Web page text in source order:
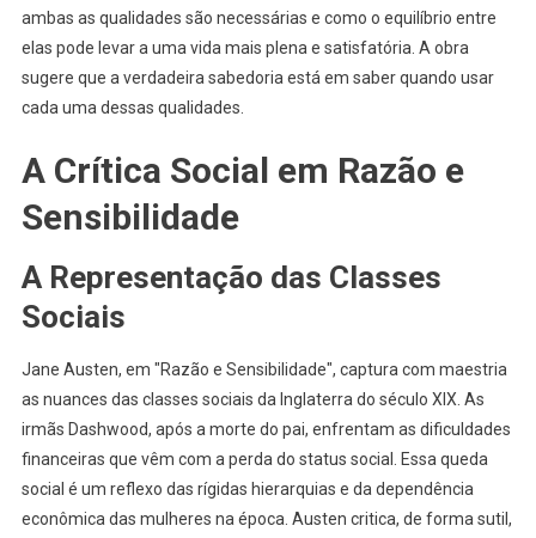
ambas as qualidades são necessárias e como o equilíbrio entre
elas pode levar a uma vida mais plena e satisfatória. A obra
sugere que a verdadeira sabedoria está em saber quando usar
cada uma dessas qualidades.
A Crítica Social em Razão e
Sensibilidade
A Representação das Classes
Sociais
Jane Austen, em "Razão e Sensibilidade", captura com maestria
as nuances das classes sociais da Inglaterra do século XIX. As
irmãs Dashwood, após a morte do pai, enfrentam as dificuldades
financeiras que vêm com a perda do status social. Essa queda
social é um reflexo das rígidas hierarquias e da dependência
econômica das mulheres na época. Austen critica, de forma sutil,